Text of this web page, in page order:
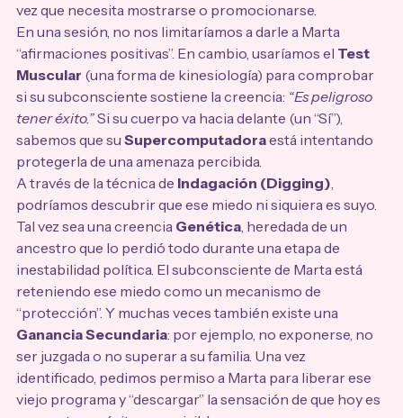
vez que necesita mostrarse o promocionarse.
En una sesión, no nos limitaríamos a darle a Marta
“afirmaciones positivas”. En cambio, usaríamos el Test
Muscular (una forma de kinesiología) para comprobar
si su subconsciente sostiene la creencia: “Es peligroso
tener éxito.” Si su cuerpo va hacia delante (un “Sí”),
sabemos que su Supercomputadora está intentando
protegerla de una amenaza percibida.
A través de la técnica de Indagación (Digging),
podríamos descubrir que ese miedo ni siquiera es suyo.
Tal vez sea una creencia Genética, heredada de un
ancestro que lo perdió todo durante una etapa de
inestabilidad política. El subconsciente de Marta está
reteniendo ese miedo como un mecanismo de
“protección”. Y muchas veces también existe una
Ganancia Secundaria: por ejemplo, no exponerse, no
ser juzgada o no superar a su familia. Una vez
identificado, pedimos permiso a Marta para liberar ese
viejo programa y “descargar” la sensación de que hoy es